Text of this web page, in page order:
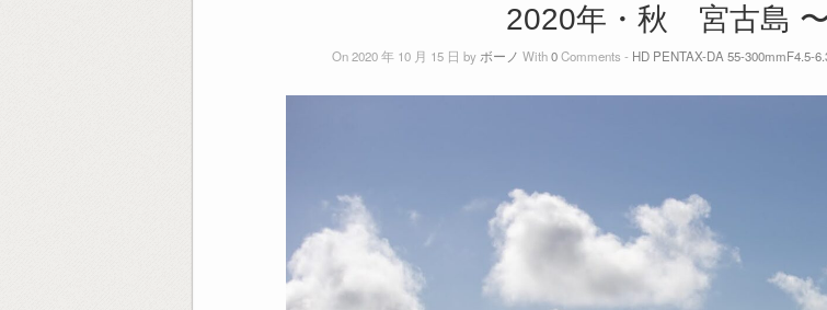
2020年・秋 宮古島
On 2020 年 10 月 15 日 by ボーノ With0Comments - HD PENTAX-DA 55-300mmF4.5-